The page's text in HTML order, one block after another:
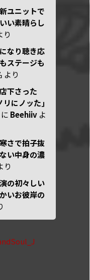
ユニットで
い素晴らし
り
なり聴き応
ステージも
より
下さった
リにノッた｣
に Beehiiv よ
さで拍子抜
い中身の濃
り
の初々しい
いお彼岸の